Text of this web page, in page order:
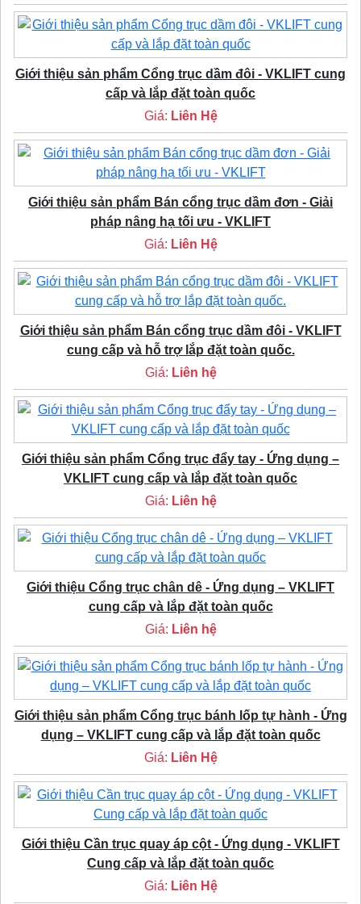
Giới thiệu sản phẩm Cổng trục dầm đôi - VKLIFT cung
cấp và lắp đặt toàn quốc
Giá: Liên Hệ
Giới thiệu sản phẩm Bán cổng trục dầm đơn - Giải
pháp nâng hạ tối ưu - VKLIFT
Giá: Liên Hệ
Giới thiệu sản phẩm Bán cổng trục dầm đôi - VKLIFT
cung cấp và hỗ trợ lắp đặt toàn quốc.
Giá: Liên hệ
Giới thiệu sản phẩm Cổng trục đẩy tay - Ứng dụng –
VKLIFT cung cấp và lắp đặt toàn quốc
Giá: Liên hệ
Giới thiệu Cổng trục chân dê - Ứng dụng – VKLIFT
cung cấp và lắp đặt toàn quốc
Giá: Liên hệ
Giới thiệu sản phẩm Cổng trục bánh lốp tự hành - Ứng
dụng – VKLIFT cung cấp và lắp đặt toàn quốc
Giá: Liên Hệ
Giới thiệu Cần trục quay áp cột - Ứng dụng - VKLIFT
Cung cấp và lắp đặt toàn quốc
Giá: Liên Hệ